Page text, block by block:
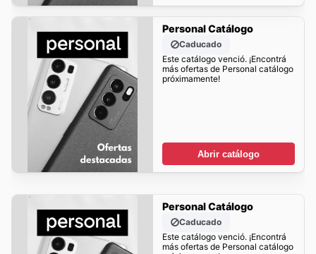
Personal Catálogo
Caducado
Este catálogo venció. ¡Encontrá
más ofertas de Personal catálogo
próximamente!
Abrir catálogo
Personal Catálogo
Caducado
Este catálogo venció. ¡Encontrá
más ofertas de Personal catálogo